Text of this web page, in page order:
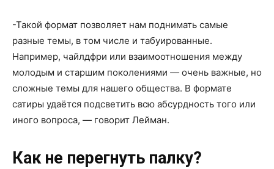
-Такой формат позволяет нам поднимать самые
разные темы, в том числе и табуированные.
Например, чайлдфри или взаимоотношения между
молодым и старшим поколениями — очень важные, но
сложные темы для нашего общества. В формате
сатиры удаётся подсветить всю абсурдность того или
иного вопроса, — говорит Лейман.
Как не перегнуть палку?